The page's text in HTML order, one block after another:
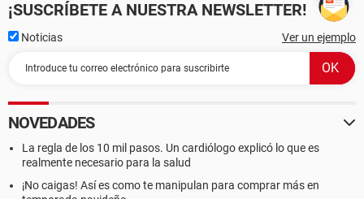
¡SUSCRÍBETE A NUESTRA NEWSLETTER!
Noticias Ver un ejemplo
NOVEDADES
La regla de los 10 mil pasos. Un cardiólogo explicó lo que es
realmente necesario para la salud
¡No caigas! Así es como te manipulan para comprar más en